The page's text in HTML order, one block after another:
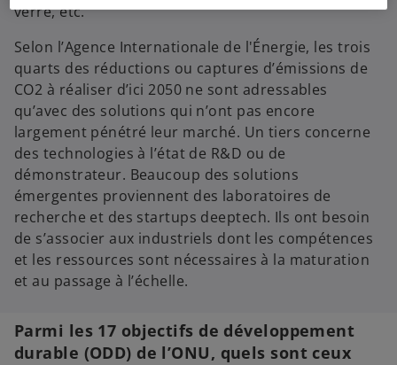
verre, etc.
Selon l’Agence Internationale de l'Énergie, les trois
quarts des réductions ou captures d’émissions de
CO2 à réaliser d’ici 2050 ne sont adressables
qu’avec des solutions qui n’ont pas encore
largement pénétré leur marché. Un tiers concerne
des technologies à l’état de R&D ou de
démonstrateur. Beaucoup des solutions
émergentes proviennent des laboratoires de
recherche et des startups deeptech. Ils ont besoin
de s’associer aux industriels dont les compétences
et les ressources sont nécessaires à la maturation
et au passage à l’échelle.
Parmi les 17 objectifs de développement
durable (ODD) de l’ONU, quels sont ceux